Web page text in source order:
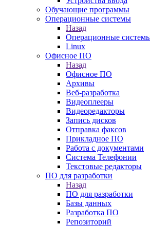
Обучающие программы
Операционные системы
Назад
Операционные
Linux
Офисное ПО
Назад
Офисное ПО
Архивы
Веб-разработка
Видеоплееры
Видеоредакторы
Запись дисков
Отправка факсов
Прикладное ПО
Работа с документами
Система Телефонии
Текстовые редакторы
ПО для разработки
Назад
ПО для разработки
Базы данных
Разработка ПО
Репозиторий